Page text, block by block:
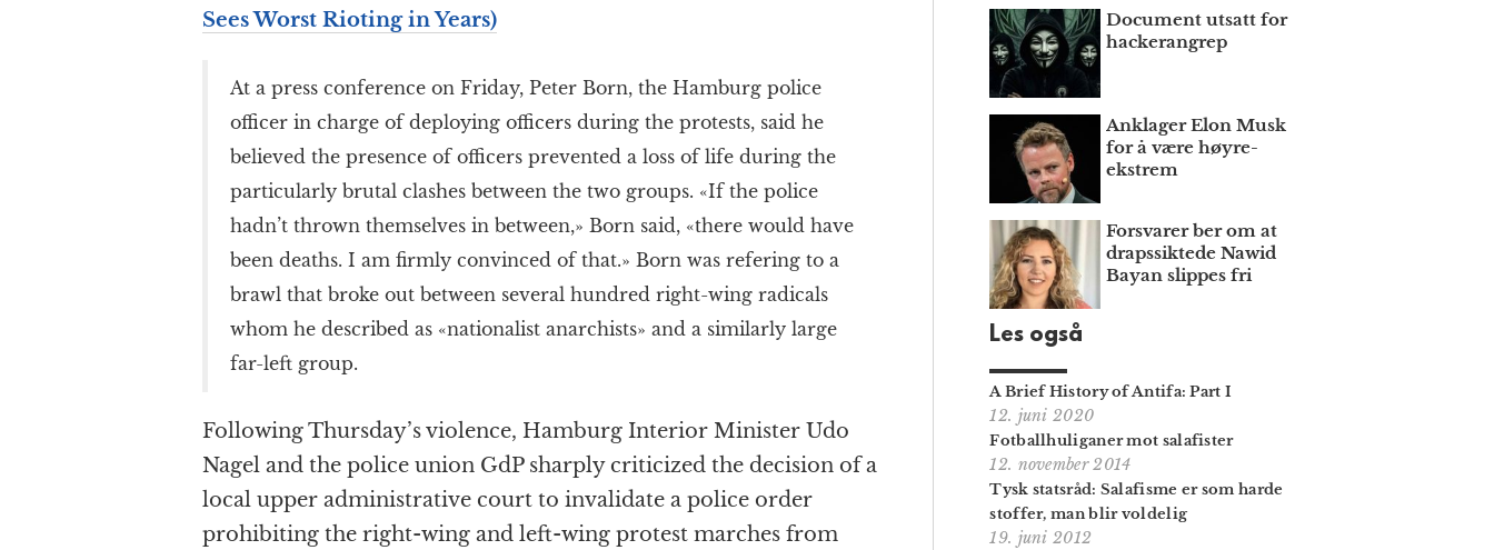
Sees Worst Rioting in Years)
At a press conference on Friday, Peter Born, the Hamburg police
officer in charge of deploying officers during the protests, said he
believed the presence of officers prevented a loss of life during the
particularly brutal clashes between the two groups. «If the police
hadn’t thrown themselves in between,» Born said, «there would have
been deaths. I am firmly convinced of that.» Born was refering to a
brawl that broke out between several hundred right-wing radicals
whom he described as «nationalist anarchists» and a similarly large
far-left group.
Following Thursday’s violence, Hamburg Interior Minister Udo
Nagel and the police union GdP sharply criticized the decision of a
local upper administrative court to invalidate a police order
prohibiting the right-wing and left-wing protest marches from
Document utsatt for
hackerangrep
Anklager Elon Musk
for å være høyre­
ekstrem
Forsvarer ber om at
draps­siktede Nawid
Bayan slippes fri
Les også
A Brief History of Antifa: Part I
12. juni 2020
Fotballhuliganer mot salafister
12. november 2014
Tysk statsråd: Salafisme er som harde
stoffer, man blir voldelig
19. juni 2012